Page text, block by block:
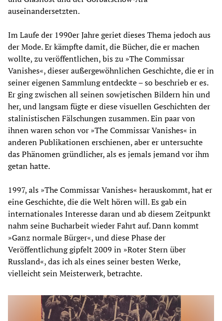
auseinandersetzten.
Im Laufe der 1990er Jahre geriet dieses Thema jedoch aus
der Mode. Er kämpfte damit, die Bücher, die er machen
wollte, zu veröffentlichen, bis zu »The Commissar
Vanishes«, dieser außergewöhnlichen Geschichte, die er in
seiner eigenen Sammlung entdeckte – so beschrieb er es.
Er ging zwischen all seinen sowjetischen Bildern hin und
her, und langsam fügte er diese visuellen Geschichten der
stalinistischen Fälschungen zusammen. Ein paar von
ihnen waren schon vor »The Commissar Vanishes« in
anderen Publikationen erschienen, aber er untersuchte
das Phänomen gründlicher, als es jemals jemand vor ihm
getan hatte.
1997, als »The Commissar Vanishes« herauskommt, hat er
eine Geschichte, die die Welt hören will. Es gab ein
internationales Interesse daran und ab diesem Zeitpunkt
nahm seine Bucharbeit wieder Fahrt auf. Dann kommt
»Ganz normale Bürger«, und diese Phase der
Veröffentlichung gipfelt 2009 in »Roter Stern über
Russland«, das ich als eines seiner besten Werke,
vielleicht sein Meisterwerk, betrachte.